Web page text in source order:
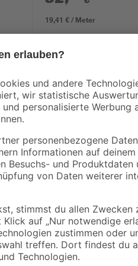
19,41 € / Meter
Du suchst nach einem
Grundstück ermöglicht? Dann
lässt sich praktisch beidseitig
langlebig und robust. Die
dass es korrosions- und
vertikale Maschenweite liegt bei
genau die richtigen Maße: 80 cm
Zaun den letzten Feinschliff und